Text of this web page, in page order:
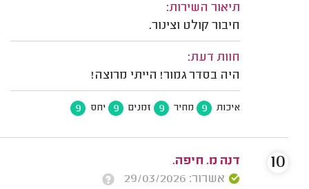
תיאור השירות:
חיבור קולט וצינור.
חוות דעת:
היה בסדר גמור! הייתי מרוצה!
איכות 9 מחיר 9 זמנים 9 יחס 9
דנה מ. חיפה.
אשרור: 29/03/2026
10